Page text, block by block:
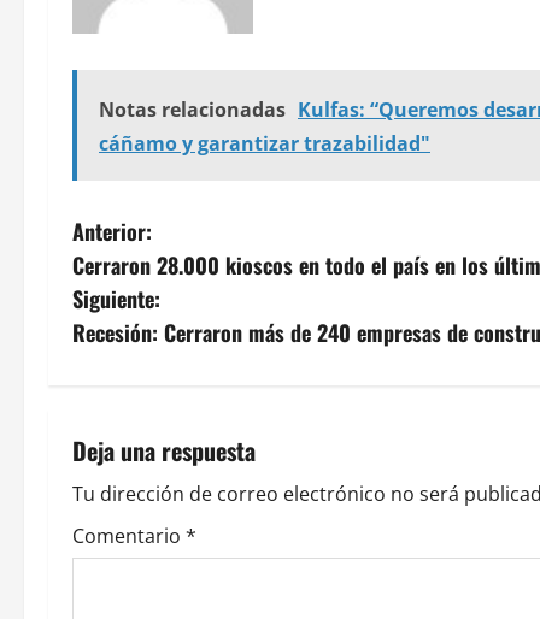
Notas relacionadas Kulfas: “Queremos
cáñamo y garantizar trazabilidad"
N
a
v
g
a
c
Anterior:
Cerraron 28.000 kioscos en todo el país en los
Siguiente:
Recesión: Cerraron más de 240 empresas de
Deja una respuesta
Tu dirección de correo electrónico no será
Comentario *